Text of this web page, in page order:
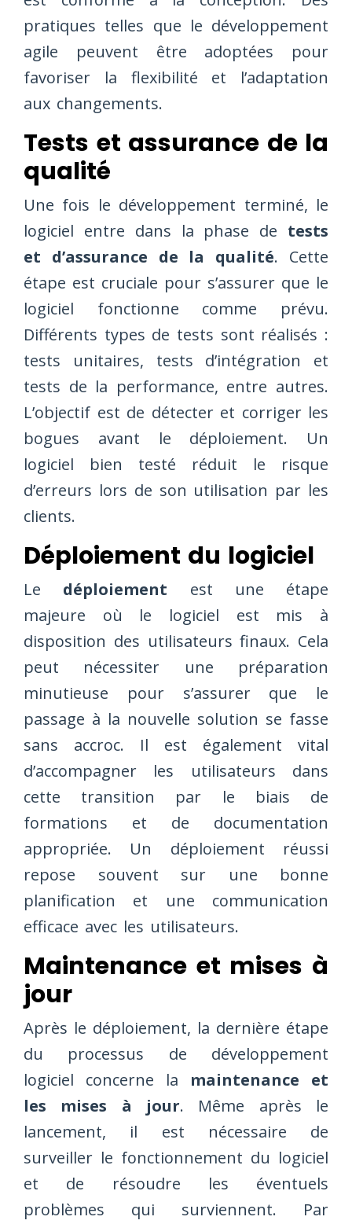
pratiques telles que le développement
agile peuvent être adoptées pour
favoriser la flexibilité et l’adaptation
aux changements.
Tests et assurance de la
qualité
Une fois le développement terminé, le
logiciel entre dans la phase de tests
et d’assurance de la qualité. Cette
étape est cruciale pour s’assurer que le
logiciel fonctionne comme prévu.
Différents types de tests sont réalisés :
tests unitaires, tests d’intégration et
tests de la performance, entre autres.
L’objectif est de détecter et corriger les
bogues avant le déploiement. Un
logiciel bien testé réduit le risque
d’erreurs lors de son utilisation par les
clients.
Déploiement du logiciel
Le déploiement est une étape
majeure où le logiciel est mis à
disposition des utilisateurs finaux. Cela
peut nécessiter une préparation
minutieuse pour s’assurer que le
passage à la nouvelle solution se fasse
sans accroc. Il est également vital
d’accompagner les utilisateurs dans
cette transition par le biais de
formations et de documentation
appropriée. Un déploiement réussi
repose souvent sur une bonne
planification et une communication
efficace avec les utilisateurs.
Maintenance et mises à
jour
Après le déploiement, la dernière étape
du processus de développement
logiciel concerne la maintenance et
les mises à jour. Même après le
lancement, il est nécessaire de
surveiller le fonctionnement du logiciel
et de résoudre les éventuels
problèmes qui surviennent. Par